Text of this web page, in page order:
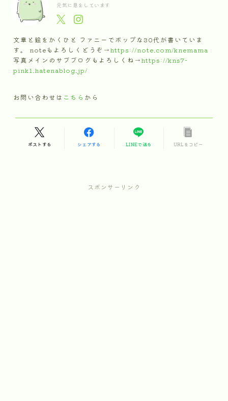
元気に息をしています
文章と絵をかくひと ファニーでポップな30代が書いていま
す。 noteもよろしくどうぞ→https://note.com/knemama
写真メインのサブブログもよろしくね→https://kns7-
pink1.hatenablog.jp/
お問い合わせは こちら から
ポストする シェアする LINEで送る URLをコピー
スポンサーリンク